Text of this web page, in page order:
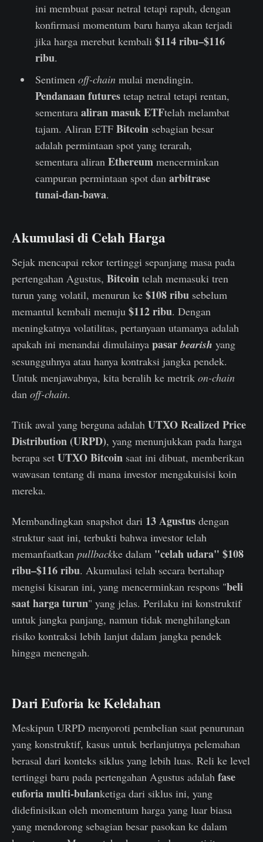
ini membuat pasar netral tetapi rapuh, dengan
konfirmasi momentum baru hanya akan terjadi
jika harga merebut kembali $114 ribu–$116
ribu.
Sentimen off-chainmulai mendingin.
Pendanaan futurestetap netral tetapi rentan,
sementara aliran masuk ETFtelah melambat
tajam. Aliran ETF Bitcoin sebagian besar
adalah permintaan spot yang terarah,
sementara aliran Ethereum mencerminkan
campuran permintaan spot dan arbitrase
tunai-dan-bawa.
Akumulasi di Celah Harga
Sejak mencapai rekor tertinggi sepanjang masa pada
pertengahan Agustus, Bitcoin telah memasuki tren
turun yang volatil, menurun ke $108 ribu sebelum
memantul kembali menuju $112 ribu. Dengan
meningkatnya volatilitas, pertanyaan utamanya adalah
apakah ini menandai dimulainya pasarbearish yang
sesungguhnya atau hanya kontraksi jangka pendek.
Untuk menjawabnya, kita beralih ke metrik on-chain
dan off-chain.
Titik awal yang berguna adalah UTXO Realized Price
Distribution (URPD), yang menunjukkan pada harga
berapa set UTXO Bitcoin saat ini dibuat, memberikan
wawasan tentang di mana investor mengakuisisi koin
mereka.
Membandingkan snapshot dari 13 Agustus dengan
struktur saat ini, terbukti bahwa investor telah
memanfaatkan pullbackke dalam "celah udara" $108
ribu–$116 ribu. Akumulasi telah secara bertahap
mengisi kisaran ini, yang mencerminkan respons "beli
saat harga turun" yang jelas. Perilaku ini konstruktif
untuk jangka panjang, namun tidak menghilangkan
risiko kontraksi lebih lanjut dalam jangka pendek
hingga menengah.
Dari Euforia ke Kelelahan
Meskipun URPD menyoroti pembelian saat penurunan
yang konstruktif, kasus untuk berlanjutnya pelemahan
berasal dari konteks siklus yang lebih luas. Reli ke level
tertinggi baru pada pertengahan Agustus adalah fase
euforia multi-bulanketiga dari siklus ini, yang
didefinisikan oleh momentum harga yang luar biasa
yang mendorong sebagian besar pasokan ke dalam